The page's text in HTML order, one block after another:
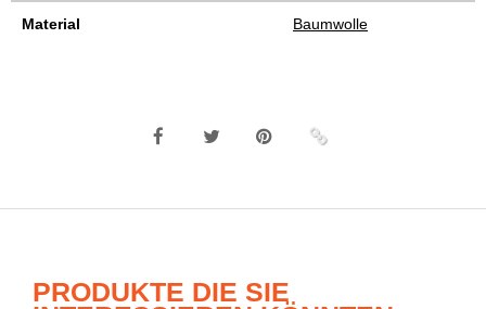
Material Baumwolle
PRODUKTE DIE SIE